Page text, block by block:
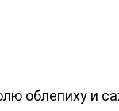
облепиху и